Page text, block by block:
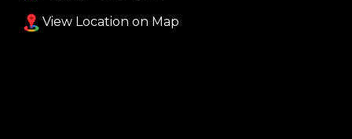
View Location on Map